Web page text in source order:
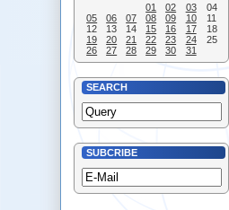
01
02 03
04
05
06 07 08 09 10
11
12
13 14 15 16 17
18
19
20 21 22 23 24
25
26
27 28 29 30 31
SEARCH
SUBCRIBE